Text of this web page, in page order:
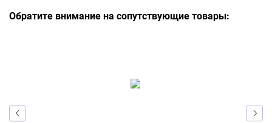
Обратите внимание на сопутствующие товары: